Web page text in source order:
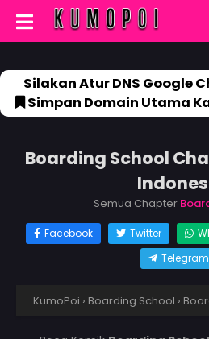
Silakan Atur DNS Google
Simpan Domain Utama
Boarding School
Semua Chapter
Facebook Twitter
Telegram
KumoPoi › Boarding School ›